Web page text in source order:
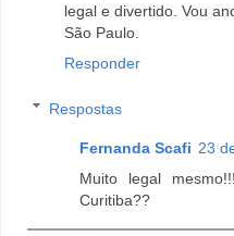
legal e divertido. Vou
São Paulo.
Responder
Respostas
Fernanda Scafi 23
Muito legal
Curitiba??